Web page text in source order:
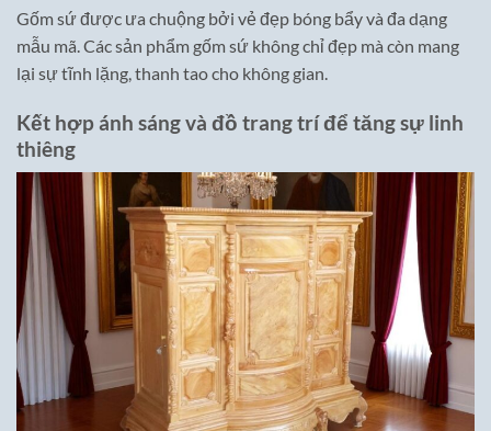
Gốm sứ được ưa chuộng bởi vẻ đẹp bóng bẩy và đa dạng
mẫu mã. Các sản phẩm gốm sứ không chỉ đẹp mà còn mang
lại sự tĩnh lặng, thanh tao cho không gian.
Kết hợp ánh sáng và đồ trang trí để tăng sự linh
thiêng